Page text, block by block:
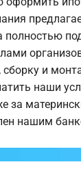
полностью
сборку и
наши
за
нашим